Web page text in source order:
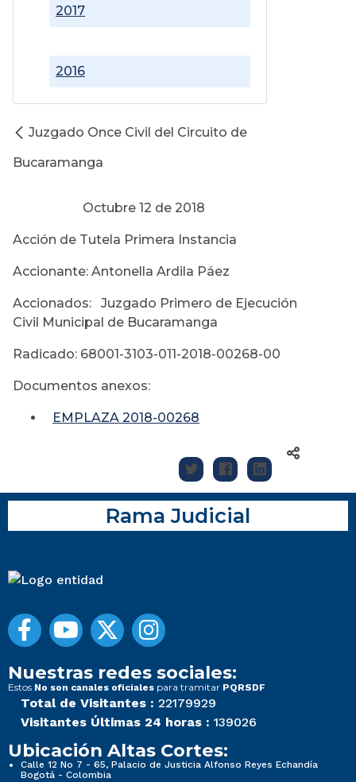
2016
2017
Juzgado Once Civil del Circuito de
Bucaramanga
Octubre 12 de 2018
Acción de Tutela Primera Instancia
Accionante: Antonella Ardila Páez
Accionados: Juzgado Primero de Ejecución
Civil Municipal de Bucaramanga
Radicado: 68001-3103-011-2018-00268-00
Documentos anexos:
EMPLAZA 2018-00268
Rama Judicial
Nuestras redes sociales:
Estos No son canales oficiales para tramitar PQRSDF
Total de Visitantes : 22179929
Visitantes Últimas 24 horas : 139026
Ubicación Altas Cortes:
Calle 12 No 7 - 65, Palacio de Justicia Alfonso Reyes Echandía
Bogotá - Colombia